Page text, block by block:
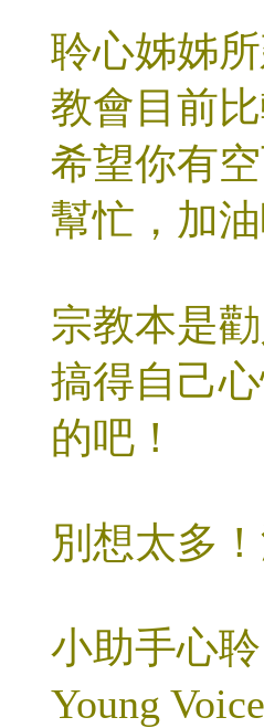
聆心姊姊
教會目前
希望你有
幫忙，加油
宗教本是
搞得自己
的吧！
別想太多
小助手心聆
Young